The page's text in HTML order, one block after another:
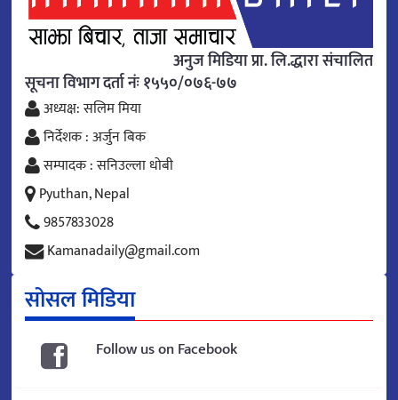
अनुज मिडिया प्रा. लि.द्धारा संचालित
सूचना विभाग दर्ता नंः १५५०/०७६-७७
अध्यक्ष: सलिम मिया
निर्देशक : अर्जुन बिक
सम्पादक : सनिउल्ला धोबी
Pyuthan, Nepal
9857833028
Kamanadaily@gmail.com
सोसल मिडिया
Follow us on Facebook